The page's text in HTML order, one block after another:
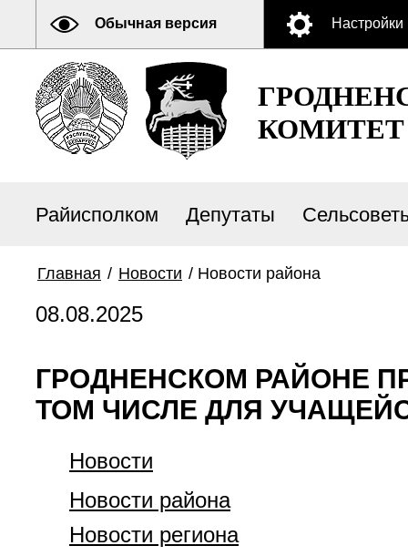
Обычная версия Настройки
КОМИТЕТ
Райисполком Депутаты
Главная / Новости / Новости района
08.08.2025
ГРОДНЕНСКОМ РАЙОНЕ
ТОМ ЧИСЛЕ ДЛЯ
Новости
Новости района
Новости региона